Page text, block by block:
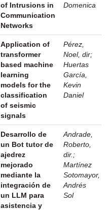
of Intrusions in
Communication
Networks
Domenica
Application of
transformer
based machine
learning
models for the
classification
of seismic
signals
Pérez,
Noel, dir;
Huertas
García,
Kevin
Daniel
Desarrollo de
un Bot tutor de
ajedrez
mejorado
mediante la
integración de
un LLM para
asistencia y
Andrade,
Roberto,
dir. ;
Martínez
Sotomayor,
Andrés
Sol